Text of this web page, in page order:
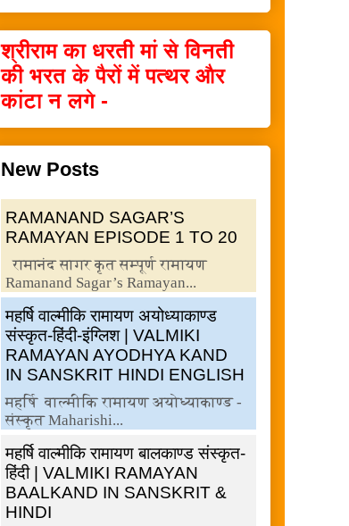
श्रीराम का धरती मां से विनती
की भरत के पैरों में पत्थर और
कांटा न लगे -
New Posts
RAMANAND SAGAR’S
RAMAYAN EPISODE 1 TO 20
रामानंद सागर कृत सम्पूर्ण रामायण
Ramanand Sagar’s Ramayan...
महर्षि वाल्मीकि रामायण अयोध्याकाण्ड
संस्कृत-हिंदी-इंग्लिश | VALMIKI
RAMAYAN AYODHYA KAND
IN SANSKRIT HINDI ENGLISH
महर्षि वाल्मीकि रामायण अयोध्याकाण्ड -
संस्कृत Maharishi...
महर्षि वाल्मीकि रामायण बालकाण्ड संस्कृत-
हिंदी | VALMIKI RAMAYAN
BAALKAND IN SANSKRIT &
HINDI